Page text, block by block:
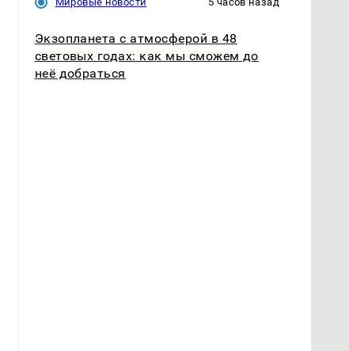
Экзопланета с атмосферой в 48
световых годах: как мы сможем до
неё добраться